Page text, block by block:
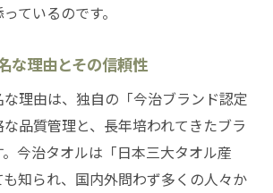
ているのです。
な理由とその信頼性
理由は、独自の「今治ブランド認定
品質管理と、長年培われてきたブラ
今治タオルは「日本三大タオル産
知られ、国内外問わず多くの人々か